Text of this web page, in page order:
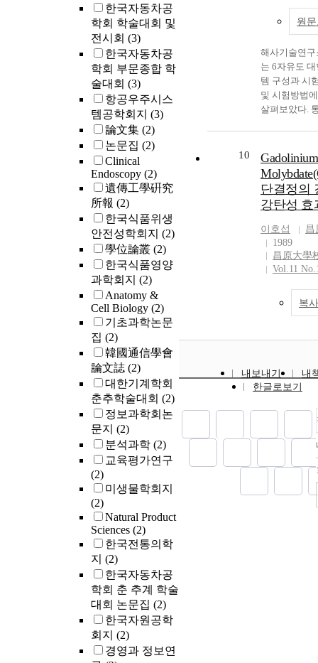
한국자동차공
학회 학술대회 및
전시회 (3)
한국자동차공
학회 부문종합 학
술대회 (3)
항공우주시스
템공학회지 (3)
論文集 (2)
논문집 (2)
Clinical
Endoscopy (2)
遺傳工學硏究
所報 (2)
한국식품위생
안전성학회지 (2)
學位論叢 (2)
한국식품영양
과학회지 (2)
Anatomy &
Cell Biology (2)
기초과학논문
집 (2)
韓國通信學會
論文誌 (2)
대한기계학회
춘추학술대회 (2)
정보과학회논
문지 (2)
분석과학 (2)
교육평가연구
(2)
미생물학회지
(2)
Natural Product
Sciences (2)
한국전통의학
지 (2)
한국자동차공
학회 춘 추계 학술
대회 논문집 (2)
한국자원공학
회지 (2)
경영과 정보연
서버, 그리고
XML문서를
정을 해야만
부터 XML문
는 시스템이
에서 제안하
존의 CORBA
없이 웹 환경
구조는 다양
SOAP을 사용
과 CORBA
제공하고 있
에서 제안하
환경의 수정
하게 확장할
구조를 채용
서는
용이하게 제
보편자 또한
다고 주장한
보편자 범주
부의 경우, 개
하는 입장에
정하는 반면,
을 지지하는
재를 부정한
성의 경우, 한
존하는 가상
보였다는 사
다른 한편으
자와 존재론
다. 이 글은
쟁점에 관련
을 지지하는
력 있다고 주
학파의 ‘개념
의 핵심은 보
지위를 약화
원
해사기술연
는 6자유도
템 구성과 시
및 시험방법
살펴보았다.
축병진, 3축
운동을 구현
일의 설비이
의 시험체까
대형 진동대
필요한 진동
수 있다. 구조
설계를 위해
또는 모형의
이 시스템은
들 기기의 국
지할 것으로
10
Gadolinium
단결정의
강탄성 효
이호섭
昌
1989
昌原大學
Vol.11
복
내보내기
내
한글로보기